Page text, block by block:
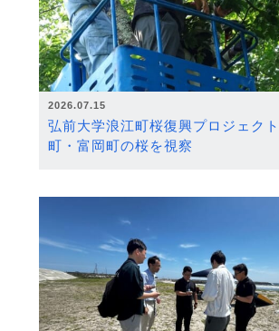
2026.07.15
弘前大学浪江町桜復興プロジェク
町・富岡町の桜を視察